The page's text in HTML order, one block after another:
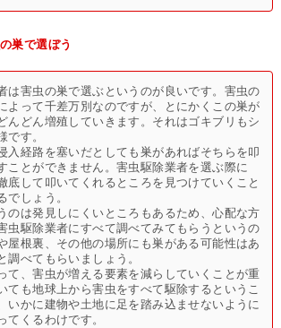
巣で選ぼう
は害虫の巣で選ぶというのが良いです。害虫の
よって千差万別なのですが、とにかくこの巣が
んどん増殖していきます。それはゴキブリもシ
です。
入経路を塞いだとしても巣があればそちらを叩
ことができません。害虫駆除業者を選ぶ際に
底して叩いてくれるところを見つけていくこと
でしょう。
のは発見しにくいところもあるため、心配な方
虫駆除業者にすべて調べてみてもらうというの
屋根裏、その他の場所にも巣がある可能性はあ
調べてもらいましょう。
て、害虫が増える要素を減らしていくことが重
ても地球上から害虫をすべて駆除するというこ
いかに建物や土地に足を踏み込ませないように
てくるわけです。